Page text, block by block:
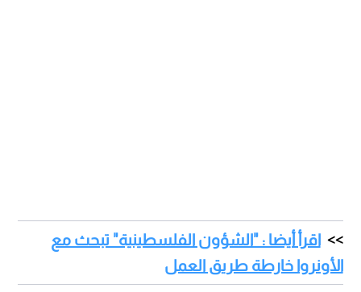
اقرأ أيضا : "الشؤون الفلسطينية" تبحث مع
الأونروا خارطة طريق العمل